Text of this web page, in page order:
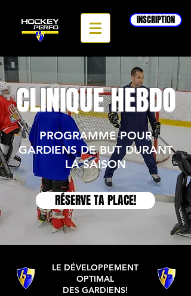
INSCRIPTION
CLINIQUE HEBDO
PROGRAMME POUR
GARDIENS DE BUT DURANT
LA SAISON
RÉSERVE TA PLACE!
LE DÉVELOPPEMENT
OPTIMAL
DES GARDIENS!